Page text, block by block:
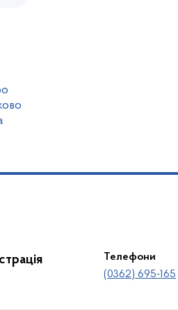
Телефони
(0362) 695-165